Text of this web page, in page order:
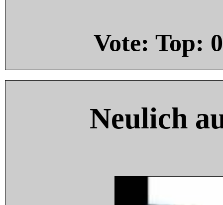
Vote: Top: 0
Neulich